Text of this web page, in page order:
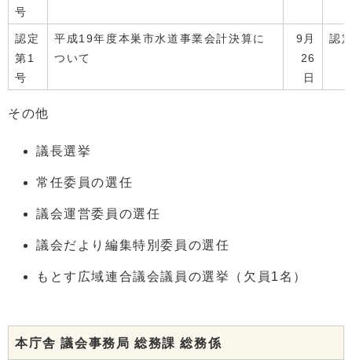
号
認定
第1
号
平成19年度本巣市水道事業会計決算に
ついて
9月
26
日
認
その他
議長選挙
常任委員の選任
議会運営委員の選任
議会だより編集特別委員の選任
もとす広域連合議会議員の選挙（欠員1名）
本庁舎 議会事務局 総務課 総務係